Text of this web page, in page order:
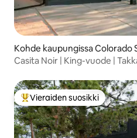
Kohde kaupungissa Colorado
Casita Noir | King-vuode |
Vieraiden suosikkien
Vieraiden suosikki